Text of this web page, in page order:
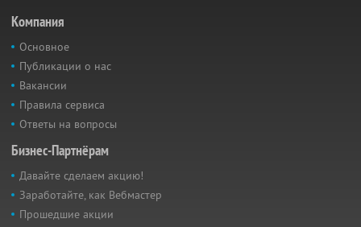
Компания
Основное
Публикации о нас
Вакансии
Правила сервиса
Ответы на вопросы
Бизнес-Партнёрам
Давайте сделаем акцию!
Заработайте, как Вебмастер
Прошедшие акции